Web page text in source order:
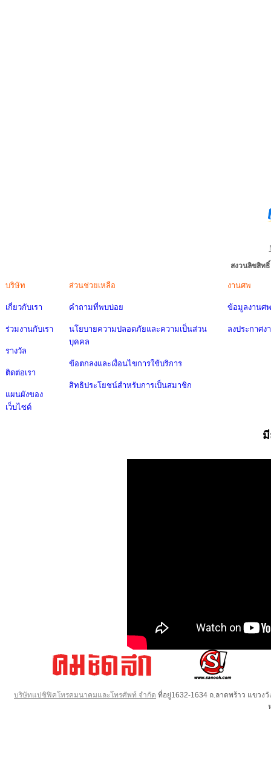
สงวนลิขสิท
บริษัท
เกี่ยวกับเรา
ร่วมงานกับเรา
รางวัล
ติดต่อเรา
แผนผังของ
เว็บไซต์
ส่วนช่วยเหลือ
คำถามที่พบบ่อย
นโยบายความปลอดภัยและความเป็นส่วน
บุคคล
ข้อตกลงและเงื่อนไขการใช้บริการ
สิทธิประโยชน์สำหรับการเป็นสมาชิก
งานศพ
ข้อมูลงานศพ
ลงประกาศง
บริษัทแปซิฟิคโทรคมนาคมและโทรศัพท์ จำกัด ที่อยู่1632-1634 ถ.ลาดพร้าว แขวง